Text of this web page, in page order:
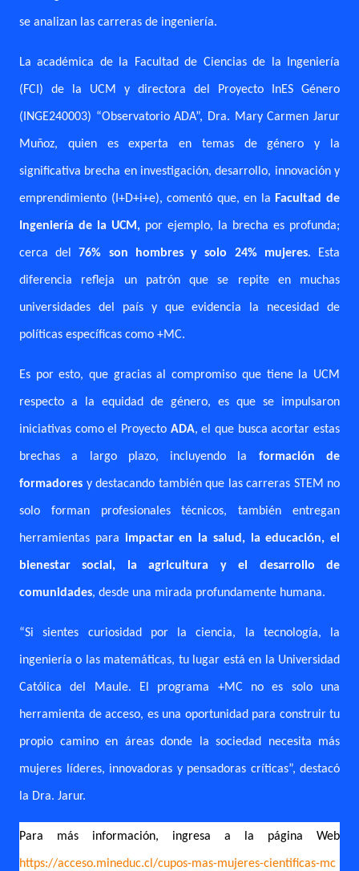
se analizan las carreras de ingeniería.
La académica de la Facultad de Ciencias de la Ingeniería
(FCI) de la UCM y directora del Proyecto InES Género
(INGE240003) “Observatorio ADA”, Dra. Mary Carmen Jarur
Muñoz, quien es experta en temas de género y la
significativa brecha en investigación, desarrollo, innovación y
emprendimiento (I+D+i+e), comentó que, en la Facultad de
Ingeniería de la UCM , por ejemplo, la brecha es profunda;
cerca del76% son hombres y solo 24% mujeres. Esta
diferencia refleja un patrón que se repite en muchas
universidades del país y que evidencia la necesidad de
políticas específicas como +MC.
Es por esto, que gracias al compromiso que tiene la UCM
respecto a la equidad de género, es que se impulsaron
iniciativas como el Proyecto ADA, el que busca acortar estas
brechas a largo plazo, incluyendo la formación de
formadores y destacando también que las carreras STEM no
solo forman profesionales técnicos, también entregan
herramientas para impactar en la salud, la educación, el
bienestar social, la agricultura y el desarrollo de
comunidades, desde una mirada profundamente humana.
“Si sientes curiosidad por la ciencia, la tecnología, la
ingeniería o las matemáticas, tu lugar está en la Universidad
Católica del Maule. El programa +MC no es solo una
herramienta de acceso, es una oportunidad para construir tu
propio camino en áreas donde la sociedad necesita más
mujeres líderes, innovadoras y pensadoras críticas”, destacó
la Dra. Jarur.
Para más información, ingresa a la página Web
https://acceso.mineduc.cl/cupos-mas-mujeres-cientificas-mc